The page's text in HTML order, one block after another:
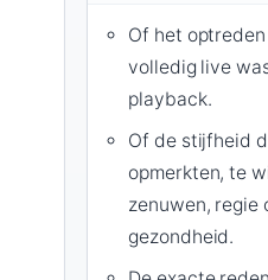
Of het
volledig live
playback.
Of de stijfheid
opmerkten, te
zenuwen, regie
gezondheid.